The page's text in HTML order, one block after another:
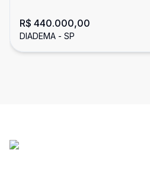
R$ 440.000,00
DIADEMA - SP